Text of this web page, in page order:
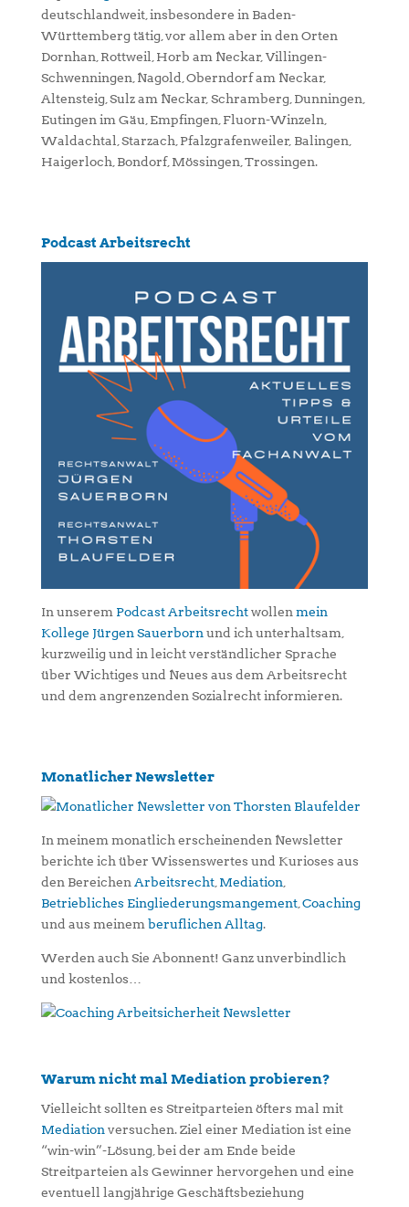
deutschlandweit, insbesondere in Baden-
Württemberg tätig, vor allem aber in den Orten
Dornhan, Rottweil, Horb am Neckar, Villingen-
Schwenningen, Nagold, Oberndorf am Neckar,
Altensteig, Sulz am Neckar, Schramberg, Dunningen,
Eutingen im Gäu, Empfingen, Fluorn-Winzeln,
Waldachtal, Starzach, Pfalzgrafenweiler, Balingen,
Haigerloch, Bondorf, Mössingen, Trossingen.
Podcast Arbeitsrecht
In unserem Podcast Arbeitsrechtwollen mein
Kollege Jürgen Sauerborn und ich unterhaltsam,
kurzweilig und in leicht verständlicher Sprache
über Wichtiges und Neues aus dem Arbeitsrecht
und dem angrenzenden Sozialrecht informieren.
Monatlicher Newsletter
In meinem monatlich erscheinenden Newsletter
berichte ich über Wissenswertes und Kurioses aus
den Bereichen Arbeitsrecht, Mediation
Betriebliches Eingliederungsmangement, Coaching
und aus meinem beruflichen Alltag.
Werden auch Sie Abonnent! Ganz unverbindlich
und kostenlos…
Warum nicht mal Mediation probieren?
Vielleicht sollten es Streitparteien öfters mal mit
Mediation versuchen. Ziel einer Mediation ist eine
“win-win”-Lösung, bei der am Ende beide
Streitparteien als Gewinner hervorgehen und eine
eventuell langjährige Geschäftsbeziehung